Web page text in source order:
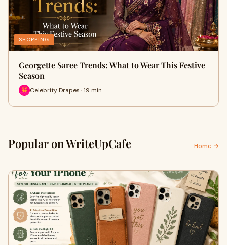
SHOPPING
Georgette Saree Trends: What to Wear This Festive
Season
Celebrity Drapes · 19 min
Popular on WriteUpCafe Home →